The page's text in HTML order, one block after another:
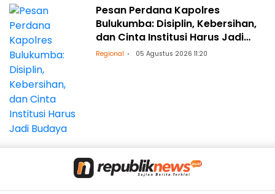
Pesan Perdana Kapolres
Bulukumba: Disiplin, Kebersihan,
dan Cinta Institusi Harus Jadi
Budaya
Regional 05 Agustus 2026 11:20